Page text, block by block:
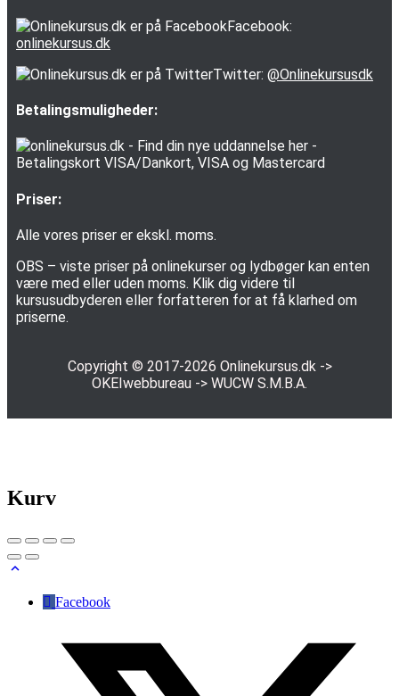
Facebook:
onlinekursus.dk
Twitter: @Onlinekursusdk
Betalingsmuligheder:
Priser:
Alle vores priser er ekskl. moms.
OBS – viste priser på onlinekurser og lydbøger kan enten
være med eller uden moms. Klik dig videre til
kursusudbyderen eller forfatteren for at få klarhed om
priserne.
Copyright © 2017-2026 Onlinekursus.dk->
OKEIwebbureau -> WUCW S.M.B.A.
Kurv
Facebook